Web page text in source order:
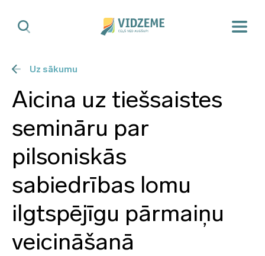
Uz sākumu
Aicina uz tiešsaistes
semināru par
pilsoniskās
sabiedrības lomu
ilgtspējīgu pārmaiņu
veicināšanā